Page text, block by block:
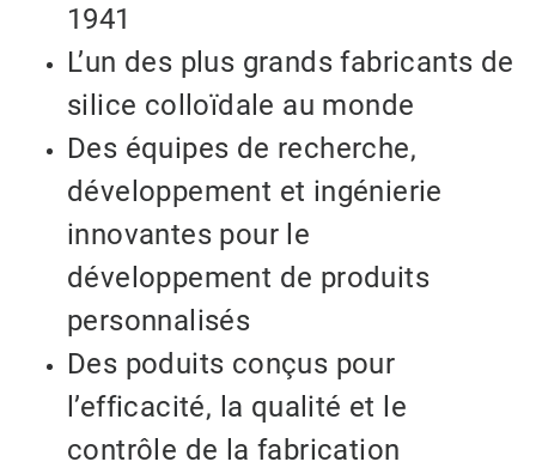
1941
L’un des plus grands fabricants de
silice colloïdale au monde
Des équipes de recherche,
développement et ingénierie
innovantes pour le
développement de produits
personnalisés
Des poduits conçus pour
l’efficacité, la qualité et le
contrôle de la fabrication